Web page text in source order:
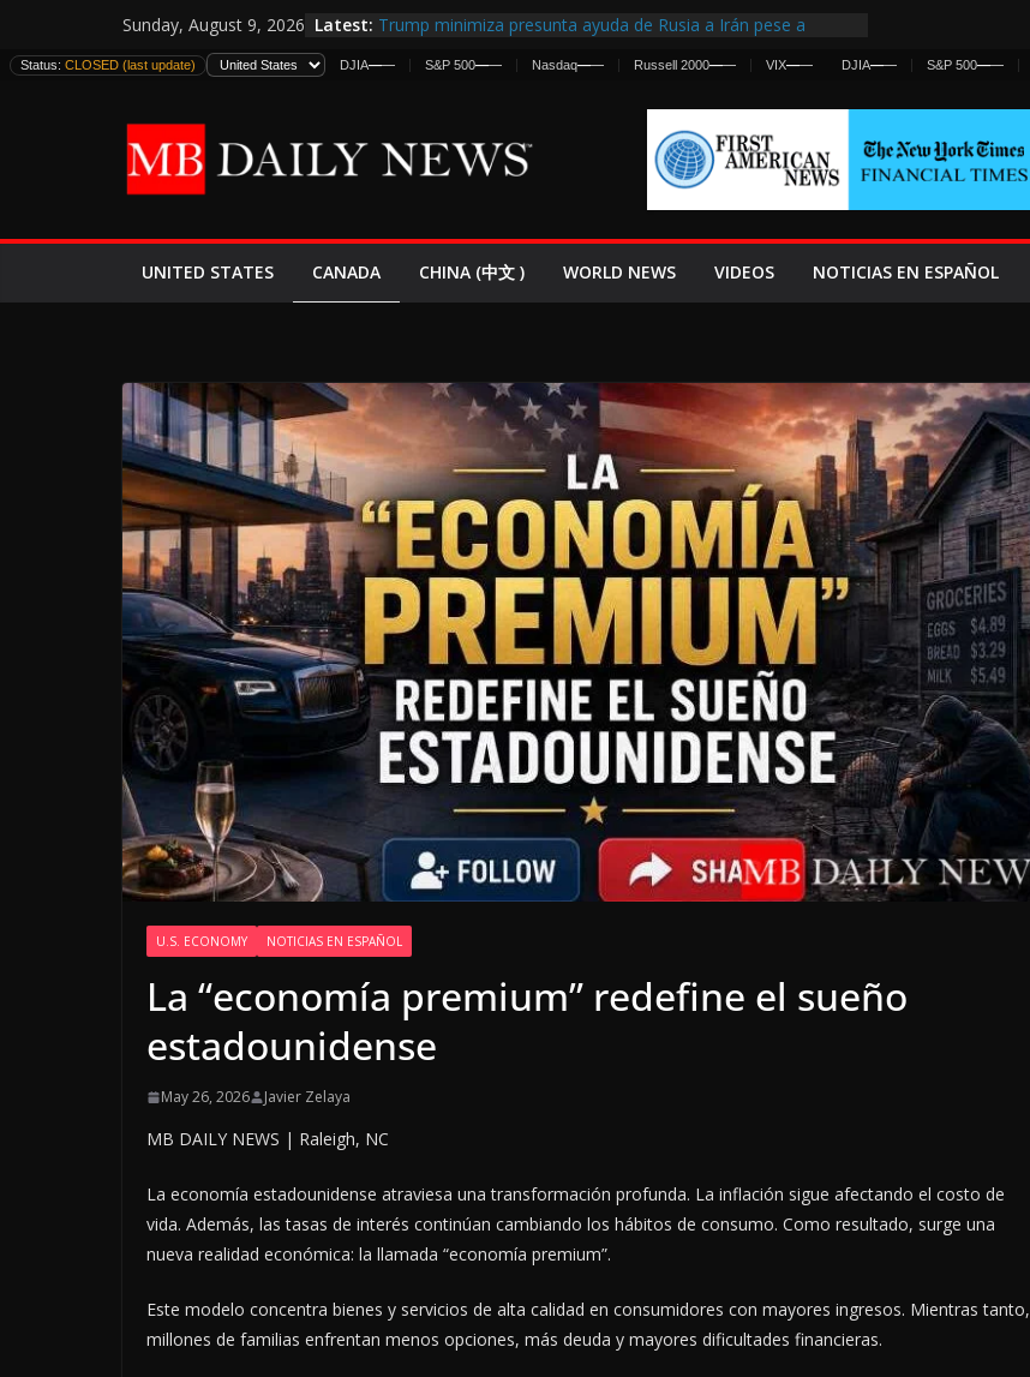
to
content
Sunday, August 9, 2026 Latest: Trump minimiza presunta ayuda de Rusia a Irán pese a
estadounidenses
España y Marruecos Frenan Cruce Masivo hacia Ceuta
El Mercado de Bonos Lanza una Advertencia a la Fed
EE.UU. Lanza Nueva Ofensiva contra Irán y la Guerra se
Status: CLOSED (last update) DJIA—— S&P 500—— Nasdaq—— Russell 2000—— VIX—— DJIA—— S&P 500——
UNITED STATES CANADA CHINA (中文 ) WORLD NEWS VIDEOS NOTICIAS EN ESPAÑOL
U.S. ECONOMY NOTICIAS EN ESPAÑOL
La “economía premium” redefine el sueño
estadounidense
May 26, 2026 Javier Zelaya
MB DAILY NEWS | Raleigh, NC
La economía estadounidense atraviesa una transformación profunda. La inflación sigue afectando el costo de
vida. Además, las tasas de interés continúan cambiando los hábitos de consumo. Como resultado, surge una
nueva realidad económica: la llamada “economía premium”.
Este modelo concentra bienes y servicios de alta calidad en consumidores con mayores ingresos. Mientras tanto,
millones de familias enfrentan menos opciones, más deuda y mayores dificultades financieras.